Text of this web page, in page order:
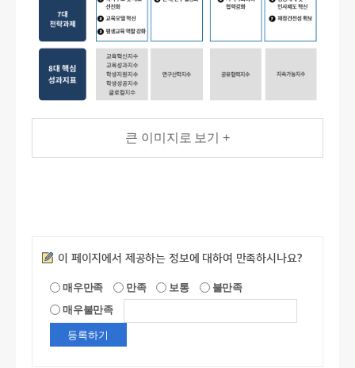
큰 이미지로 보기 +
만족도조사
이 페이지에서 제공하는 정보에 대하여 만족하시나요?
매우만족 만족 보통
불만족
매우불만족